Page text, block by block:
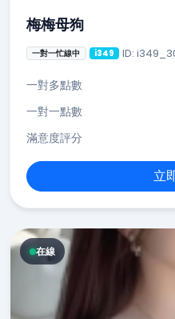
梅梅母狗
一對一忙線中 i349 ID:
一對多點數
一對一點數
滿意度評分
立
在線